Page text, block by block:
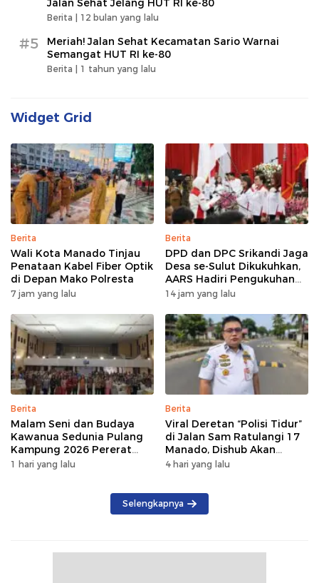
Jalan Sehat Jelang HUT RI ke-80
Berita | 12 bulan yang lalu
#5
Meriah! Jalan Sehat Kecamatan Sario Warnai
Semangat HUT RI ke-80
Berita | 1 tahun yang lalu
Widget Grid
Berita
Wali Kota Manado Tinjau
Penataan Kabel Fiber Optik
di Depan Mako Polresta
7 jam yang lalu
Berita
DPD dan DPC Srikandi Jaga
Desa se-Sulut Dikukuhkan,
AARS Hadiri Pengukuhan
Perdana di Indonesia
14 jam yang lalu
Berita
Malam Seni dan Budaya
Kawanua Sedunia Pulang
Kampung 2026 Pererat
Persaudaraan dan
1 hari yang lalu
Berita
Viral Deretan “Polisi Tidur”
di Jalan Sam Ratulangi 17
Manado, Dishub Akan
Musyawarahkan Solusi
4 hari yang lalu
Selengkapnya